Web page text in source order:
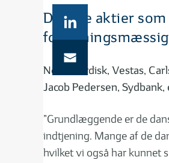
Danske aktier
Novo Nordisk, Vestas,
Jacob Pedersen,
”Grundlæggende er de
indtjening. Mange af de
hvilket vi også har kunnet